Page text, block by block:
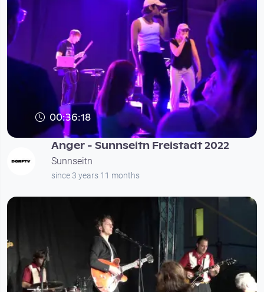
00:36:18
Anger - Sunnseitn Freistadt 2022
Sunnseitn
since 3 years 11 months